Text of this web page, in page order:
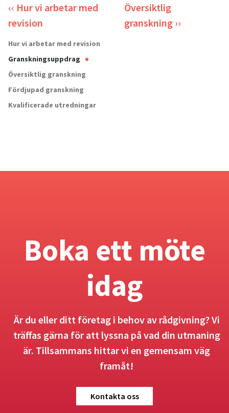
Hur vi arbetar med revision
Granskningsuppdrag
Översiktlig granskning
Fördjupad granskning
Kvalificerade utredningar
‹‹ Hur vi arbetar med
revision
Översiktlig
granskning ››
Boka ett möte
idag
Är du eller ditt företag i behov av rådgivning? Vi
träffas gärna för att lyssna på vad din utmaning
är. Tillsammans hittar vi en gemensam väg
framåt!
Kontakta oss